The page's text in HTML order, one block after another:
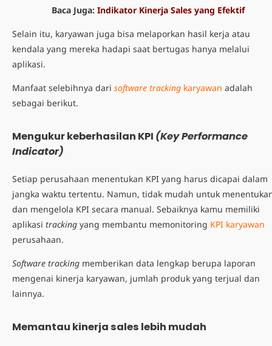
Baca Juga: Indikator Kinerja Sales yang Efektif
Selain itu, karyawan juga bisa melaporkan hasil kerja atau
kendala yang mereka hadapi saat bertugas hanya melalui
aplikasi.
Manfaat selebihnya dari software tracking karyawan adalah
sebagai berikut.
Mengukur keberhasilan KPI (Key Performance
Indicator)
Setiap perusahaan menentukan KPI yang harus dicapai dalam
jangka waktu tertentu. Namun, tidak mudah untuk
dan mengelola KPI secara manual. Sebaiknya kamu memiliki
aplikasi tracking yang membantu memonitoring KPI karyawan
perusahaan.
Software tracking memberikan data lengkap berupa laporan
mengenai kinerja karyawan, jumlah produk yang terjual dan
lainnya.
Memantau kinerja sales lebih mudah